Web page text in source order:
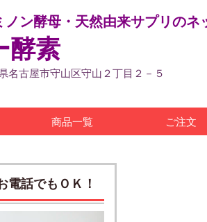
ノン酵母・天然由来サプリのネ
酵素
古屋市守山区守山２丁目２－５
商品一覧 ご注文
電話でもＯＫ！